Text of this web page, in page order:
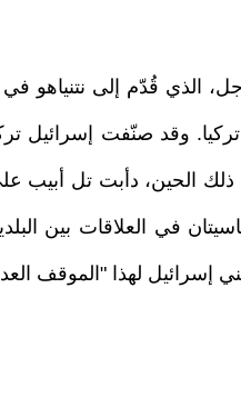
الذي قُدّم إلى نتنياهو
وقد صنّفت إسرائيل
ذلك الحين، دأبت تل أبيب
في العلاقات بين
إسرائيل لهذا "الموقف